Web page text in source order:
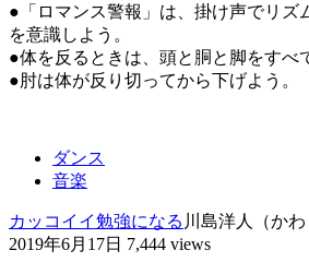
●「ロマンス警報」は、掛け声でリズ
を意識しよう。
●体を反るときは、頭と胴と脚をすべ
●肘は体が反り切ってから下げよう。
ダンス
音楽
カッコイイ勉強になる 川島洋人（か
2019年6月17日 7,444 views